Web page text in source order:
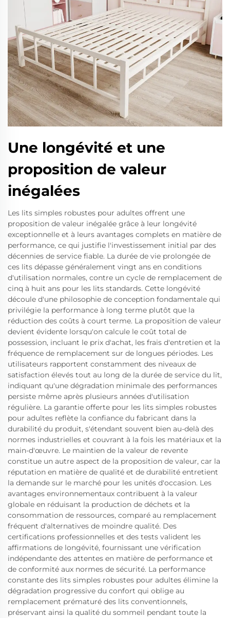
Une longévité et une
proposition de valeur
inégalées
Les lits simples robustes pour adultes offrent une
proposition de valeur inégalée grâce à leur longévité
exceptionnelle et à leurs avantages complets en matière de
performance, ce qui justifie l'investissement initial par des
décennies de service fiable. La durée de vie prolongée de
ces lits dépasse généralement vingt ans en conditions
d'utilisation normales, contre un cycle de remplacement de
cinq à huit ans pour les lits standards. Cette longévité
découle d'une philosophie de conception fondamentale qui
privilégie la performance à long terme plutôt que la
réduction des coûts à court terme. La proposition de valeur
devient évidente lorsqu'on calcule le coût total de
possession, incluant le prix d'achat, les frais d'entretien et la
fréquence de remplacement sur de longues périodes. Les
utilisateurs rapportent constamment des niveaux de
satisfaction élevés tout au long de la durée de service du lit,
indiquant qu'une dégradation minimale des performances
persiste même après plusieurs années d'utilisation
régulière. La garantie offerte pour les lits simples robustes
pour adultes reflète la confiance du fabricant dans la
durabilité du produit, s'étendant souvent bien au-delà des
normes industrielles et couvrant à la fois les matériaux et la
main-d'œuvre. Le maintien de la valeur de revente
constitue un autre aspect de la proposition de valeur, car la
réputation en matière de qualité et de durabilité entretient
la demande sur le marché pour les unités d'occasion. Les
avantages environnementaux contribuent à la valeur
globale en réduisant la production de déchets et la
consommation de ressources, comparé au remplacement
fréquent d'alternatives de moindre qualité. Des
certifications professionnelles et des tests valident les
affirmations de longévité, fournissant une vérification
indépendante des attentes en matière de performance et
de conformité aux normes de sécurité. La performance
constante des lits simples robustes pour adultes élimine la
dégradation progressive du confort qui oblige au
remplacement prématuré des lits conventionnels,
préservant ainsi la qualité du sommeil pendant toute la